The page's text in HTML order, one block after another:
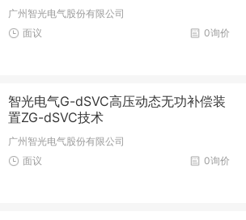
广州智光电气股份有限公司
0询价
面议
智光电气G-dSVC高压动态无功补偿装
置ZG-dSVC技术
广州智光电气股份有限公司
0询价
面议